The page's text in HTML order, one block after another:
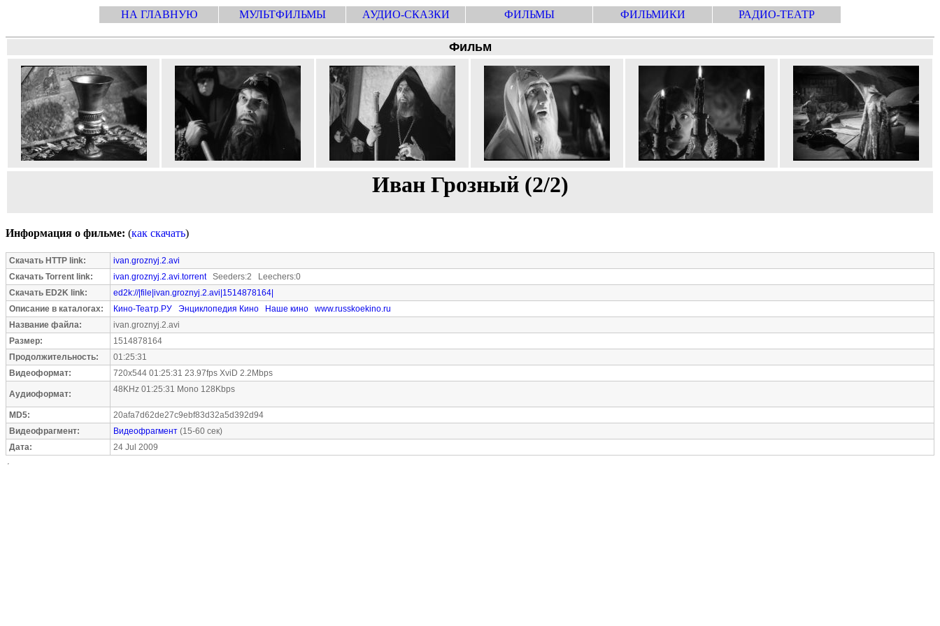
НА ГЛАВНУЮ МУЛЬТФИЛЬМЫ АУДИО-СКАЗКИ ФИЛЬМЫ ФИЛЬМИКИ РАДИО-ТЕАТР
Фильм
Иван Грозный (2/2)
Информация о фильме: (как скачать)
Скачать HTTP link:
ivan.groznyj.2.avi
Скачать Torrent link:
ivan.groznyj.2.avi.torrentSeeders:2 Leechers:0
Скачать ED2K link:
ed2k://|file|ivan.groznyj.2.avi|1514878164|
Описание в каталогах:
Кино-Театр.РУ Энциклопедия Кино Наше кино
www.russkoekino.ru
Название файла:
ivan.groznyj.2.avi
Размер:
1514878164
Продолжительность:
01:25:31
Видеоформат:
720x544 01:25:31 23.97fps XviD 2.2Mbps
Аудиоформат: 48KHz 01:25:31 Mono 128Kbps
MD5:
20afa7d62de27c9ebf83d32a5d392d94
Видеофрагмент:
Видеофрагмент (15-60 сек)
Дата:
24 Jul 2009